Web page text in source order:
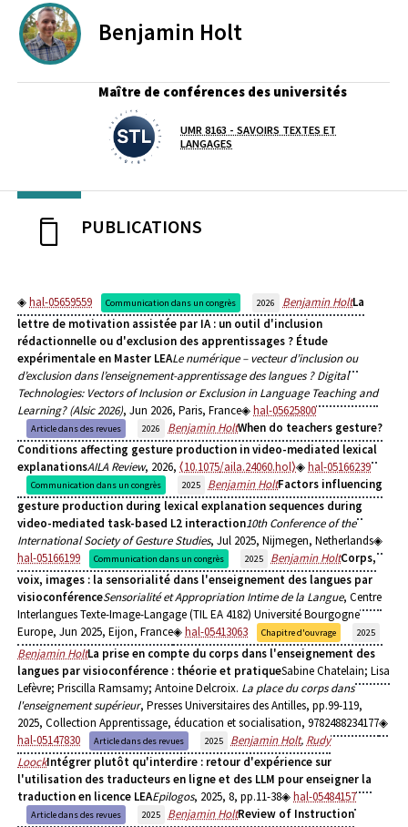
Benjamin Holt
Maître de conférences des universités
Laboratoire / équipe
UMR 8163 - SAVOIRS TEXTES ET
LANGAGES
PUBLICATIONS
hal-05659559 Communication dans un congrès 2026 Benjamin HoltLa
lettre de motivation assistée par IA : un outil d'inclusion
rédactionnelle ou d'exclusion des apprentissages ? Étude
expérimentale en Master LEALe numérique – vecteur d’inclusion ou
d’exclusion dans l’enseignement-apprentissage des langues ? Digital
Technologies: Vectors of Inclusion or Exclusion in Language Teaching and
Learning? (Alsic 2026), Jun 2026, Paris, France hal-05625800
Article dans des revues 2026 Benjamin HoltWhen do teachers gesture?
Conditions affecting gesture production in video-mediated lexical
explanationsAILA Review, 2026, ⟨10.1075/aila.24060.hol⟩ hal-05166239
Communication dans un congrès 2025 Benjamin HoltFactors influencing
gesture production during lexical explanation sequences during
video-mediated task-based L2 interaction10th Conference of the
International Society of Gesture Studies, Jul 2025, Nijmegen, Netherlands
hal-05166199
Communication dans un congrès 2025 Benjamin HoltCorps,
voix, images : la sensorialité dans l'enseignement des langues par
visioconférenceSensorialité et Appropriation Intime de la Langue, Centre
Interlangues Texte-Image-Langage (TIL EA 4182) Université Bourgogne
Europe, Jun 2025, Eijon, France
hal-05413063 Chapitre d'ouvrage 2025
Benjamin HoltLa prise en compte du corps dans l'enseignement des
langues par visioconférence : théorie et pratiqueSabine Chatelain; Lisa
Lefèvre; Priscilla Ramsamy; Antoine Delcroix. La place du corps dans
l'enseignement supérieur, Presses Universitaires des Antilles, pp.99-119,
2025, Collection Apprentissage, éducation et socialisation, 9782488234177
hal-05147830
Article dans des revues 2025 Benjamin Holt, Rudy
LoockIntégrer plutôt qu'interdire : retour d'expérience sur
l'utilisation des traducteurs en ligne et des LLM pour enseigner la
traduction en licence LEAEpilogos, 2025, 8, pp.11-38 hal-05484157
Article dans des revues 2025 Benjamin HoltReview of Instruction